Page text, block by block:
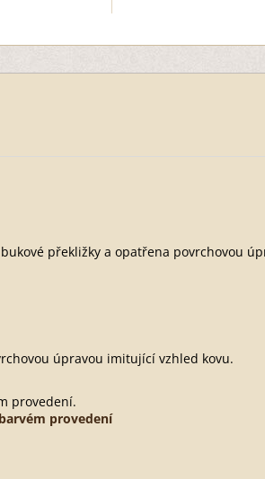
překližky a opatřena povrchovou
úpravou imitující vzhled kovu.
provedení.
provedení